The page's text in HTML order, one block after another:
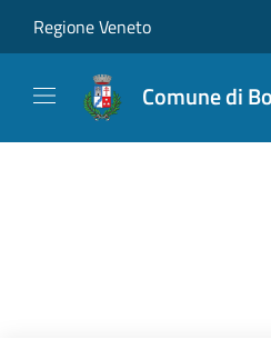
Regione Veneto
Comune di